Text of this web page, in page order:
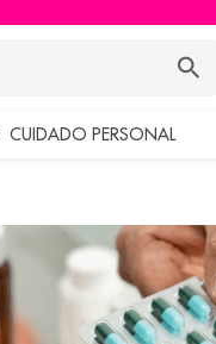
CUIDADO PERSONAL